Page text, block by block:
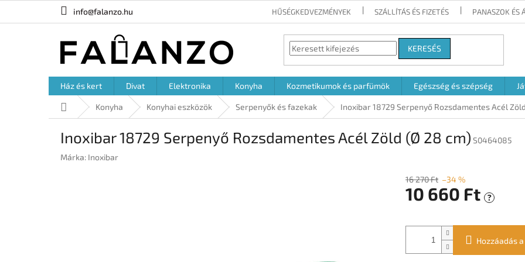
info@falanzo.hu HŰSÉGKEDVEZMÉNYEK SZÁLLÍTÁS ÉS FIZETÉS PANASZOK ÉS
KERESÉS
Ház és kert Divat Elektronika Konyha Kozmetikumok és parfümök Egészség és szépség
KezdőlapKonyha Konyhai eszközök Serpenyők és fazekak Inoxibar 18729 Serpenyő Rozsdamentes Acél
Inoxibar 18729 Serpenyő Rozsdamentes Acél Zöld (Ø 28 cm) S0464085
Márka: Inoxibar
16 270 Ft –34 %
10 660 Ft ?
Hozzáadás